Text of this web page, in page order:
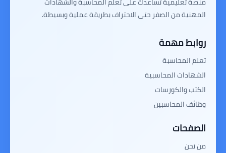
المهنية من الصفر حتى الاحتراف بطريقة عملية وبسيطة.
روابط مهمة
تعلم المحاسبة
الشهادات المحاسبية
الكتب والكورسات
وظائف المحاسبين
الصفحات
من نحن